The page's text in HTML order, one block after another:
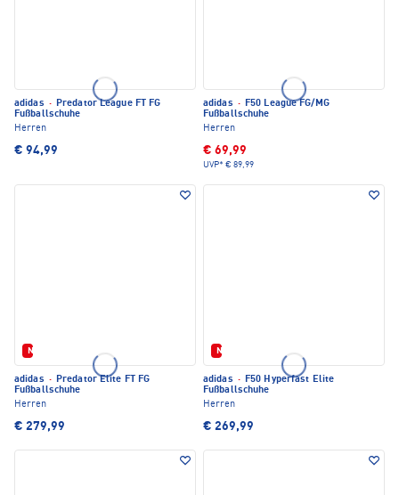
adidas · Predator League FT FG
Fußballschuhe
Herren
€ 94,99
adidas · F50 League FG/MG
Fußballschuhe
Herren
€ 69,99
UVP* € 89,99
Neu
adidas · Predator Elite FT FG
Fußballschuhe
Herren
€ 279,99
Neu
adidas · F50 Hyperfast Elite
Fußballschuhe
Herren
€ 269,99